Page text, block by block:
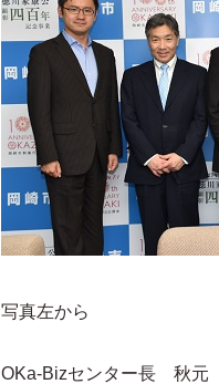
写真左から
OKa-Bizセンター長 秋元